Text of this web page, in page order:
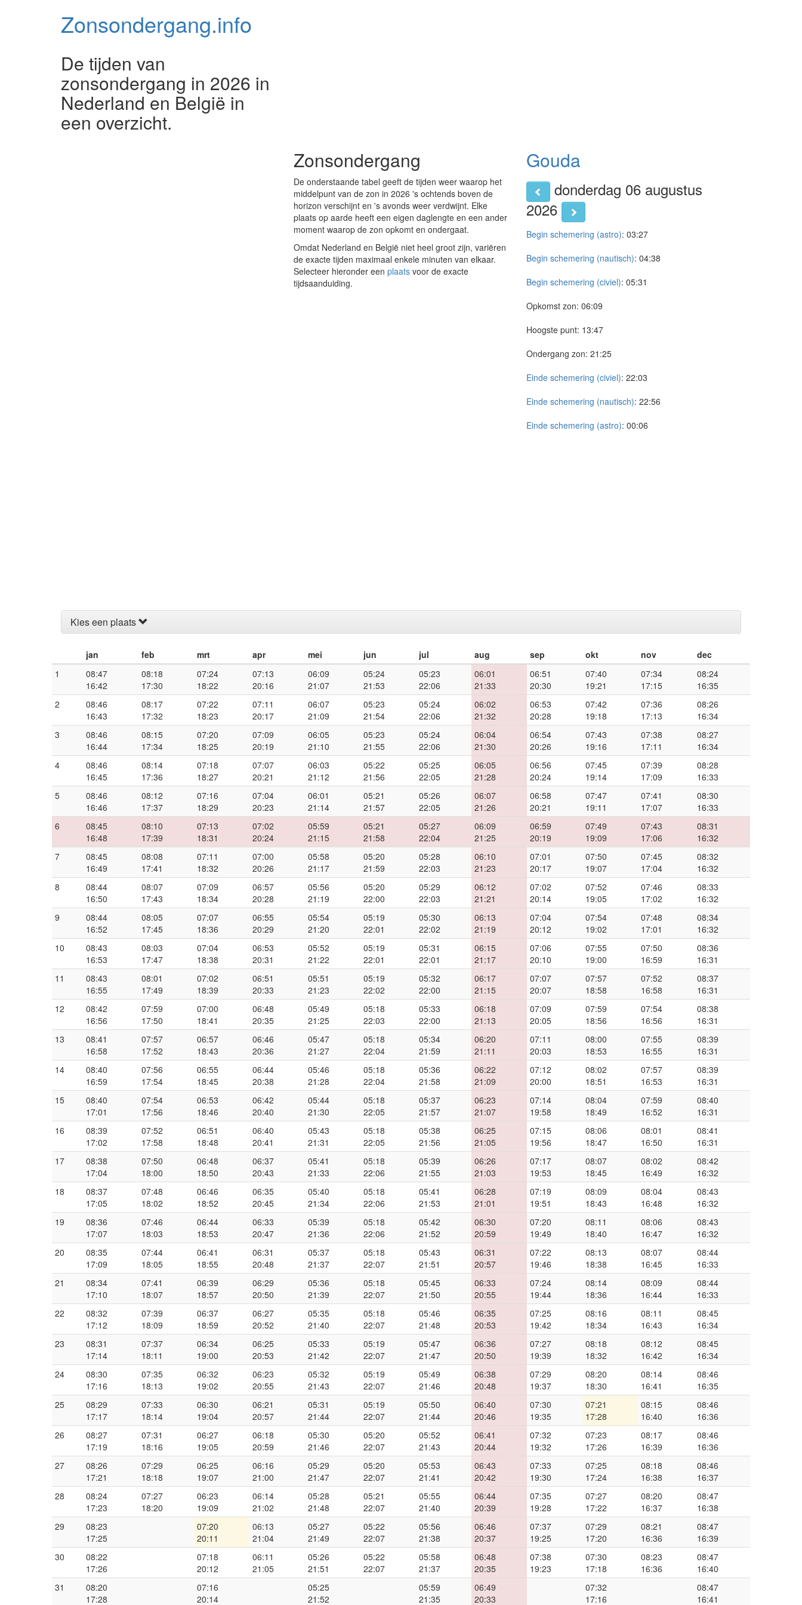
Zonsondergang.info
De tijden van
zonsondergang in 2026 in
Nederland en België in
een overzicht.
Zonsondergang
De onderstaande tabel geeft de tijden weer waarop het
middelpunt van de zon in 2026 's ochtends boven de
horizon verschijnt en 's avonds weer verdwijnt. Elke
plaats op aarde heeft een eigen daglengte en een ander
moment waarop de zon opkomt en ondergaat.
Omdat Nederland en België niet heel groot zijn, variëren
de exacte tijden maximaal enkele minuten van elkaar.
Selecteer hieronder een plaats voor de exacte
tijdsaanduiding.
Gouda
donderdag 06 augustus
2026
Begin schemering (astro): 03:27
Begin schemering (nautisch): 04:38
Begin schemering (civiel): 05:31
Opkomst zon: 06:09
Hoogste punt: 13:47
Ondergang zon: 21:25
Einde schemering (civiel): 22:03
Einde schemering (nautisch): 22:56
Einde schemering (astro): 00:06
Kies een plaats
jan feb mrt apr mei jun jul aug sep okt nov
dec
1
08:47
16:42
08:18
17:30
07:24
18:22
07:13
20:16
06:09
21:07
05:24
21:53
05:23
22:06
06:01
21:33
06:51
20:30
07:40
19:21
07:34
17:15
08:24
16:35
2
08:46
16:43
08:17
17:32
07:22
18:23
07:11
20:17
06:07
21:09
05:23
21:54
05:24
22:06
06:02
21:32
06:53
20:28
07:42
19:18
07:36
17:13
08:26
16:34
3
08:46
16:44
08:15
17:34
07:20
18:25
07:09
20:19
06:05
21:10
05:23
21:55
05:24
22:06
06:04
21:30
06:54
20:26
07:43
19:16
07:38
17:11
08:27
16:34
4
08:46
16:45
08:14
17:36
07:18
18:27
07:07
20:21
06:03
21:12
05:22
21:56
05:25
22:05
06:05
21:28
06:56
20:24
07:45
19:14
07:39
17:09
08:28
16:33
5
08:46
16:46
08:12
17:37
07:16
18:29
07:04
20:23
06:01
21:14
05:21
21:57
05:26
22:05
06:07
21:26
06:58
20:21
07:47
19:11
07:41
17:07
08:30
16:33
6
08:45
16:48
08:10
17:39
07:13
18:31
07:02
20:24
05:59
21:15
05:21
21:58
05:27
22:04
06:09
21:25
06:59
20:19
07:49
19:09
07:43
17:06
08:31
16:32
7
08:45
16:49
08:08
17:41
07:11
18:32
07:00
20:26
05:58
21:17
05:20
21:59
05:28
22:03
06:10
21:23
07:01
20:17
07:50
19:07
07:45
17:04
08:32
16:32
8
08:44
16:50
08:07
17:43
07:09
18:34
06:57
20:28
05:56
21:19
05:20
22:00
05:29
22:03
06:12
21:21
07:02
20:14
07:52
19:05
07:46
17:02
08:33
16:32
9
08:44
16:52
08:05
17:45
07:07
18:36
06:55
20:29
05:54
21:20
05:19
22:01
05:30
22:02
06:13
21:19
07:04
20:12
07:54
19:02
07:48
17:01
08:34
16:32
10
08:43
16:53
08:03
17:47
07:04
18:38
06:53
20:31
05:52
21:22
05:19
22:01
05:31
22:01
06:15
21:17
07:06
20:10
07:55
19:00
07:50
16:59
08:36
16:31
11
08:43
16:55
08:01
17:49
07:02
18:39
06:51
20:33
05:51
21:23
05:19
22:02
05:32
22:00
06:17
21:15
07:07
20:07
07:57
18:58
07:52
16:58
08:37
16:31
12
08:42
16:56
07:59
17:50
07:00
18:41
06:48
20:35
05:49
21:25
05:18
22:03
05:33
22:00
06:18
21:13
07:09
20:05
07:59
18:56
07:54
16:56
08:38
16:31
13
08:41
16:58
07:57
17:52
06:57
18:43
06:46
20:36
05:47
21:27
05:18
22:04
05:34
21:59
06:20
21:11
07:11
20:03
08:00
18:53
07:55
16:55
08:39
16:31
14
08:40
16:59
07:56
17:54
06:55
18:45
06:44
20:38
05:46
21:28
05:18
22:04
05:36
21:58
06:22
21:09
07:12
20:00
08:02
18:51
07:57
16:53
08:39
16:31
15
08:40
17:01
07:54
17:56
06:53
18:46
06:42
20:40
05:44
21:30
05:18
22:05
05:37
21:57
06:23
21:07
07:14
19:58
08:04
18:49
07:59
16:52
08:40
16:31
16
08:39
17:02
07:52
17:58
06:51
18:48
06:40
20:41
05:43
21:31
05:18
22:05
05:38
21:56
06:25
21:05
07:15
19:56
08:06
18:47
08:01
16:50
08:41
16:31
17
08:38
17:04
07:50
18:00
06:48
18:50
06:37
20:43
05:41
21:33
05:18
22:06
05:39
21:55
06:26
21:03
07:17
19:53
08:07
18:45
08:02
16:49
08:42
16:32
18
08:37
17:05
07:48
18:02
06:46
18:52
06:35
20:45
05:40
21:34
05:18
22:06
05:41
21:53
06:28
21:01
07:19
19:51
08:09
18:43
08:04
16:48
08:43
16:32
19
08:36
17:07
07:46
18:03
06:44
18:53
06:33
20:47
05:39
21:36
05:18
22:06
05:42
21:52
06:30
20:59
07:20
19:49
08:11
18:40
08:06
16:47
08:43
16:32
20
08:35
17:09
07:44
18:05
06:41
18:55
06:31
20:48
05:37
21:37
05:18
22:07
05:43
21:51
06:31
20:57
07:22
19:46
08:13
18:38
08:07
16:45
08:44
16:33
21
08:34
17:10
07:41
18:07
06:39
18:57
06:29
20:50
05:36
21:39
05:18
22:07
05:45
21:50
06:33
20:55
07:24
19:44
08:14
18:36
08:09
16:44
08:44
16:33
22
08:32
17:12
07:39
18:09
06:37
18:59
06:27
20:52
05:35
21:40
05:18
22:07
05:46
21:48
06:35
20:53
07:25
19:42
08:16
18:34
08:11
16:43
08:45
16:34
23
08:31
17:14
07:37
18:11
06:34
19:00
06:25
20:53
05:33
21:42
05:19
22:07
05:47
21:47
06:36
20:50
07:27
19:39
08:18
18:32
08:12
16:42
08:45
16:34
24
08:30
17:16
07:35
18:13
06:32
19:02
06:23
20:55
05:32
21:43
05:19
22:07
05:49
21:46
06:38
20:48
07:29
19:37
08:20
18:30
08:14
16:41
08:46
16:35
25
08:29
17:17
07:33
18:14
06:30
19:04
06:21
20:57
05:31
21:44
05:19
22:07
05:50
21:44
06:40
20:46
07:30
19:35
07:21
17:28
08:15
16:40
08:46
16:36
26
08:27
17:19
07:31
18:16
06:27
19:05
06:18
20:59
05:30
21:46
05:20
22:07
05:52
21:43
06:41
20:44
07:32
19:32
07:23
17:26
08:17
16:39
08:46
16:36
27
08:26
17:21
07:29
18:18
06:25
19:07
06:16
21:00
05:29
21:47
05:20
22:07
05:53
21:41
06:43
20:42
07:33
19:30
07:25
17:24
08:18
16:38
08:46
16:37
28
08:24
17:23
07:27
18:20
06:23
19:09
06:14
21:02
05:28
21:48
05:21
22:07
05:55
21:40
06:44
20:39
07:35
19:28
07:27
17:22
08:20
16:37
08:47
16:38
29
08:23
17:25
07:20
20:11
06:13
21:04
05:27
21:49
05:22
22:07
05:56
21:38
06:46
20:37
07:37
19:25
07:29
17:20
08:21
16:36
08:47
16:39
30
08:22
17:26
07:18
20:12
06:11
21:05
05:26
21:51
05:22
22:07
05:58
21:37
06:48
20:35
07:38
19:23
07:30
17:18
08:23
16:36
08:47
16:40
31
08:20
17:28
07:16
20:14
05:25
21:52
05:59
21:35
06:49
20:33
07:32
17:16
08:47
16:41